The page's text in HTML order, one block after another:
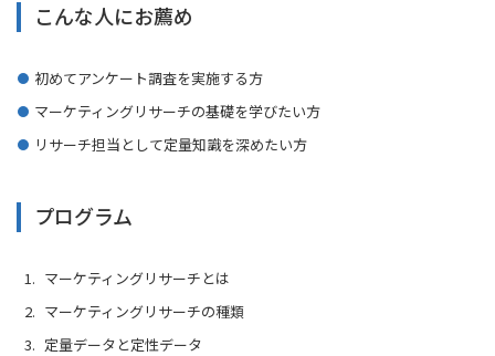
こんな人にお薦め
初めてアンケート調査を実施する方
マーケティングリサーチの基礎を学びたい方
リサーチ担当として定量知識を深めたい方
プログラム
マーケティングリサーチとは
マーケティングリサーチの種類
定量データと定性データ